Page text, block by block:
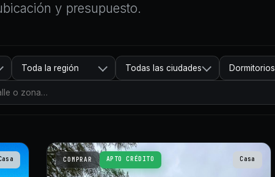
y presupuesto.
Toda la región Todas las ciudades Dormitorios
COMPRAR APTO CRÉDITO Casa